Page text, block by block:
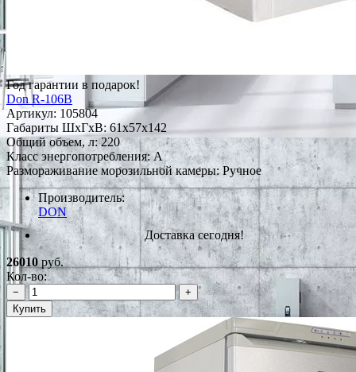
Год гарантии в подарок!
Don R-106B
Артикул: 105804
Габариты ШxГxВ: 61x57x142
Общий объем, л: 220
Класс энергопотребления: A
Размораживание морозильной камеры: Ручное
Производитель:
DON
Доставка сегодня!
26010руб.
Кол-во:
−
+
Купить